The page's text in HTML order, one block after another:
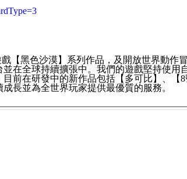
戲【黑色沙漠】系列作品，及開放世界動作
在全球持續擴張中。我們的遊戲堅持使用
前在研發中的新作品包括【多可比】、【8
長並為全世界玩家提供最優質的服務。